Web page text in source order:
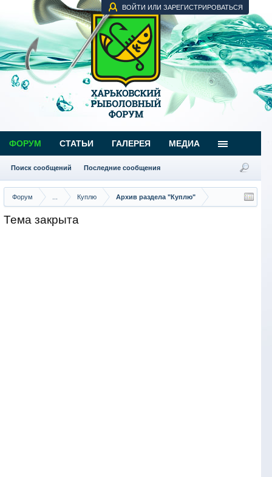
ВОЙТИ ИЛИ ЗАРЕГИСТРИРОВАТЬСЯ
Форум Куплю Архив раздела "Куплю"
Тема закрыта
ФОРУМ
Поиск сообщений Последние сообщения
СТАТЬИ ГАЛЕРЕЯ МЕДИА